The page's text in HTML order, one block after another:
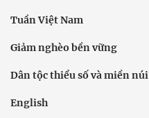
Tuần Việt Nam
Giảm nghèo bền vững
Dân tộc thiểu số và miền núi
English